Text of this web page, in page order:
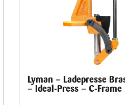
Lyman – Ladepresse
– Ideal-Press – C-Frame